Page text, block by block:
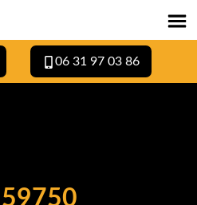
06 31 97 03 86
59750